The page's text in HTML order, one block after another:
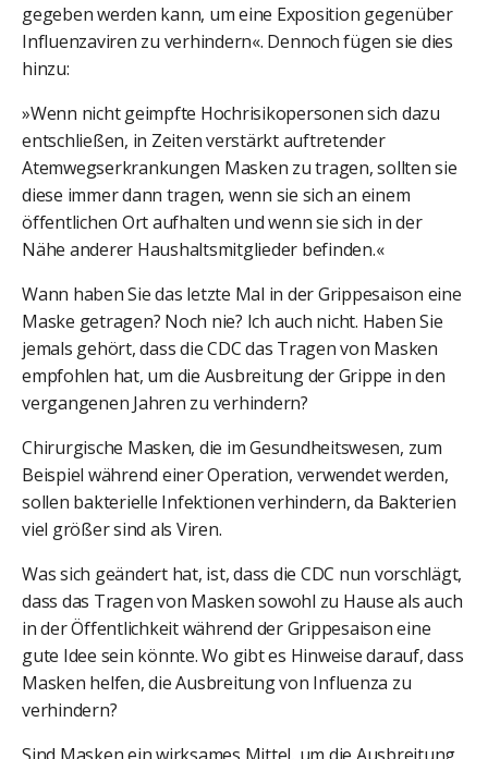
gegeben werden kann, um eine Exposition gegenüber
Influenzaviren zu verhindern«. Dennoch fügen sie dies
hinzu:
»Wenn nicht geimpfte Hochrisikopersonen sich dazu
entschließen, in Zeiten verstärkt auftretender
Atemwegserkrankungen Masken zu tragen, sollten sie
diese immer dann tragen, wenn sie sich an einem
öffentlichen Ort aufhalten und wenn sie sich in der
Nähe anderer Haushaltsmitglieder befinden.«
Wann haben Sie das letzte Mal in der Grippesaison eine
Maske getragen? Noch nie? Ich auch nicht. Haben Sie
jemals gehört, dass die CDC das Tragen von Masken
empfohlen hat, um die Ausbreitung der Grippe in den
vergangenen Jahren zu verhindern?
Chirurgische Masken, die im Gesundheitswesen, zum
Beispiel während einer Operation, verwendet werden,
sollen bakterielle Infektionen verhindern, da Bakterien
viel größer sind als Viren.
Was sich geändert hat, ist, dass die CDC nun vorschlägt,
dass das Tragen von Masken sowohl zu Hause als auch
in der Öffentlichkeit während der Grippesaison eine
gute Idee sein könnte. Wo gibt es Hinweise darauf, dass
Masken helfen, die Ausbreitung von Influenza zu
verhindern?